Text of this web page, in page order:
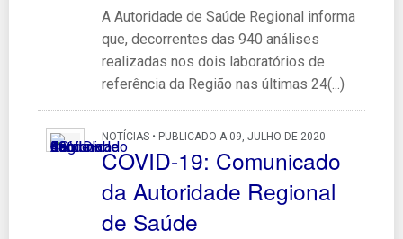
A Autoridade de Saúde Regional informa
que, decorrentes das 940 análises
realizadas nos dois laboratórios de
referência da Região nas últimas 24(...)
NOTÍCIAS • PUBLICADO A 09, JULHO DE 2020
COVID-19: Comunicado
da Autoridade Regional
de Saúde